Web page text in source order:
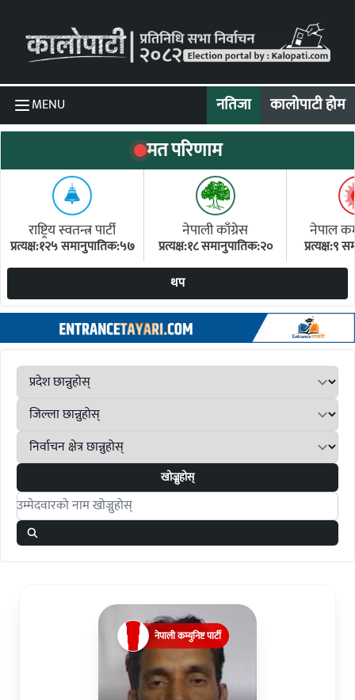
MENU नतिजा कालोपाटी होम
मत परिणाम
राष्ट्रिय स्वतन्त्र पार्टी
प्रत्यक्ष:१२५ समानुपातिक:५७
नेपाली काँग्रेस
प्रत्यक्ष:१८ समानुपातिक:२०
नेपाल
प्रत्यक्ष:९
थप
खोज्नुहोस्
Search candidates
नेपाली कम्युनिष्ट पार्टी